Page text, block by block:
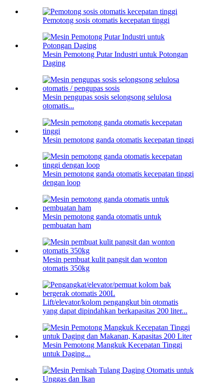
Pemotong sosis otomatis kecepatan tinggi
Mesin Pemotong Putar Industri untuk Potongan
Daging
Mesin pengupas sosis selongsong selulosa
otomatis...
Mesin pemotong ganda otomatis kecepatan tinggi
Mesin pemotong ganda otomatis kecepatan tinggi
dengan loop
Mesin pemotong ganda otomatis untuk
pembuatan ham
Mesin pembuat kulit pangsit dan wonton
otomatis 350kg
Lift/elevator/kolom pengangkut bin otomatis
yang dapat dipindahkan berkapasitas 200 liter...
Mesin Pemotong Mangkuk Kecepatan Tinggi
untuk Daging...